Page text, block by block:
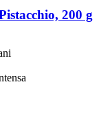
200 g